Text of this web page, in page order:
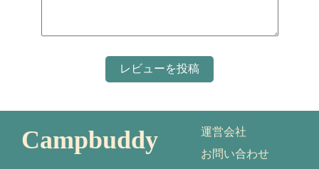
Campbuddy
運営会社
お問い合わせ